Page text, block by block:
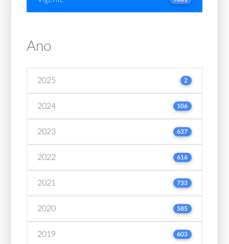
Ano
2025 2
2024 106
2023 637
2022 616
2021 733
2020 585
2019 603